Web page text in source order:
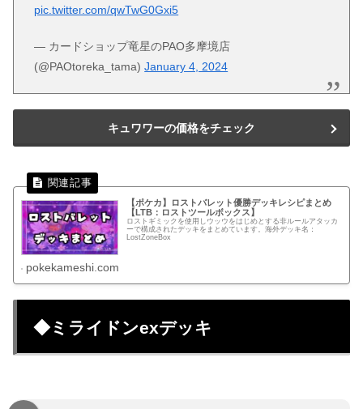
pic.twitter.com/qwTwG0Gxi5
— カードショップ竜星のPAO多摩境店
(@PAOtoreka_tama)January 4, 2024
キュワワーの価格をチェック
【ポケカ】ロストバレット優勝デッキレシピまとめ
【LTB：ロストツールボックス】
ロストギミックを使用しウッウをはじめとする非ルールアタッカ
ーで構成されたデッキをまとめています。海外デッキ名：
LostZoneBox
pokekameshi.com
◆ミライドンexデッキ